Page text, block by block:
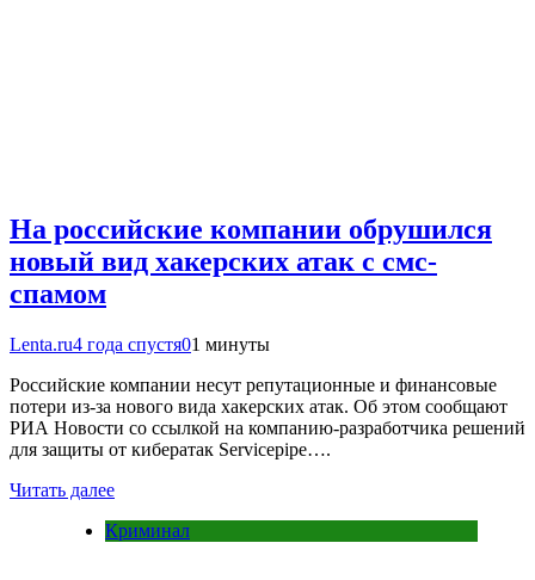
На российские компании обрушился
новый вид хакерских атак с смс-
спамом
Lenta.ru4 года спустя01 минуты
Российские компании несут репутационные и финансовые
потери из-за нового вида хакерских атак. Об этом сообщают
РИА Новости со ссылкой на компанию-разработчика решений
для защиты от кибератак Servicepipe….
Читать далее
Криминал